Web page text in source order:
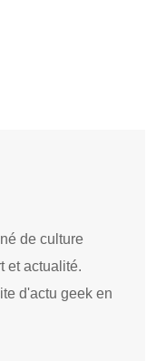
de culture
et actualité.
d'actu geek en